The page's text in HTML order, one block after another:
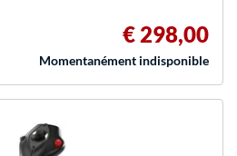
€ 298,00
Momentanément indisponible